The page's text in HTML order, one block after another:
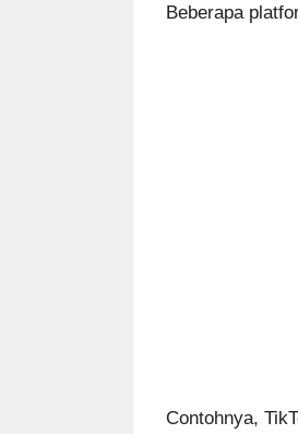
Beberapa
Contohnya,